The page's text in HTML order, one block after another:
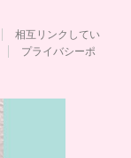
相互リンクしてい
プライバシーポ